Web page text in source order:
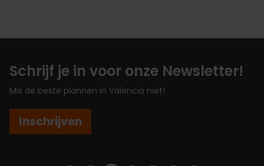
Schrijf je in voor onze Newsletter!
Mis de beste plannen in Valencia niet!
Inschrijven